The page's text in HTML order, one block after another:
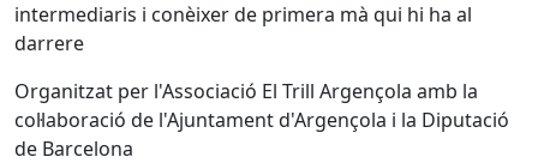
intermediaris i conèixer de primera mà qui hi ha al
darrere
Organitzat per l'Associació El Trill Argençola amb la
col·laboració de l'Ajuntament d'Argençola i la Diputació
de Barcelona